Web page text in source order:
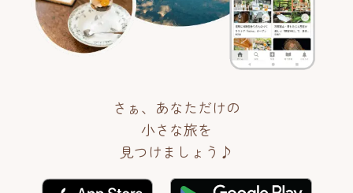
さぁ、あなただけの
小さな旅を
見つけましょう♪